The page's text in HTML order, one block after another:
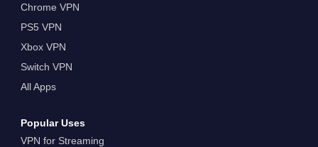
Chrome VPN
PS5 VPN
Xbox VPN
Switch VPN
All Apps
Popular Uses
VPN for Streaming